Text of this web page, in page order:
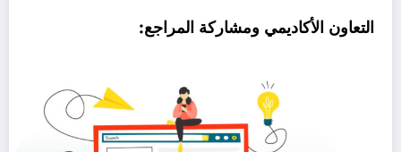
التعاون الأكاديمي ومشاركة المراجع: